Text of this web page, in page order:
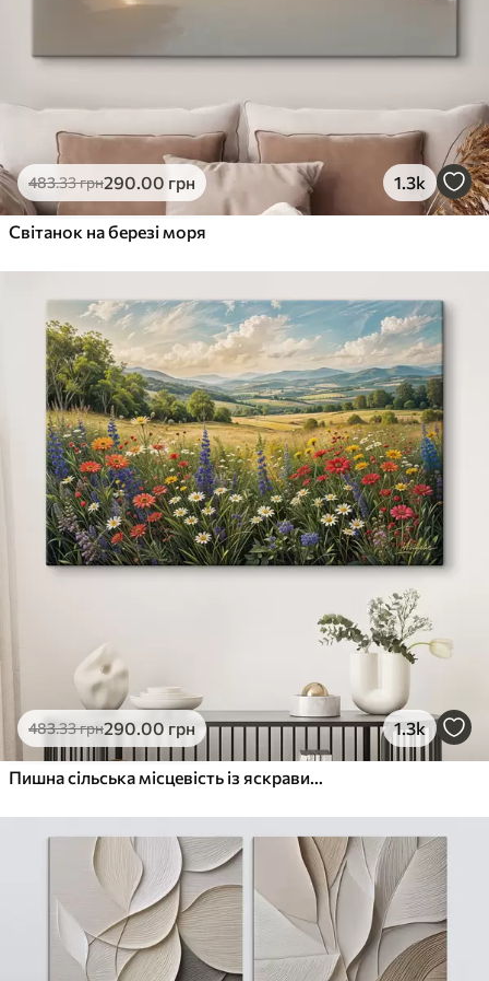
483.33грн290.00 грн 1.3k
Світанок на березі моря
483.33грн290.00 грн 1.3k
Пишна сільська місцевість із яскравим лугом диких квітів, наповненим різнокольоровими квітами під хмарним небом